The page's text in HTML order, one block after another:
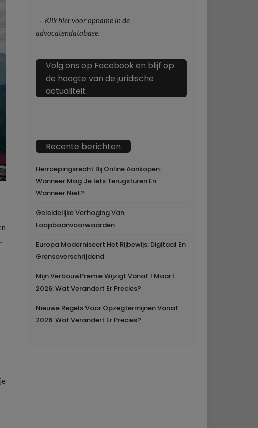
→ Klik hier voor opname in de
advocatendatabase.
Volg ons op Facebook en blijf op
de hoogte van de juridische
actualiteit.
Recente berichten
Herroepingsrecht Bij Online Aankopen:
Wanneer Mag Je Iets Terugsturen En
Wanneer Niet?
Geleidelijke Verhoging Van
Loopbaanvoorwaarden
Europa Moderniseert Het Rijbewijs: Digitaal En
Grensoverschrijdend
Mijn VerbouwPremie Wijzigt Vanaf 1 Maart
2026: Wat Verandert Er Precies?
Nieuwe Regels Voor Opzegtermijnen Vanaf
2026: Wat Verandert Er Precies?